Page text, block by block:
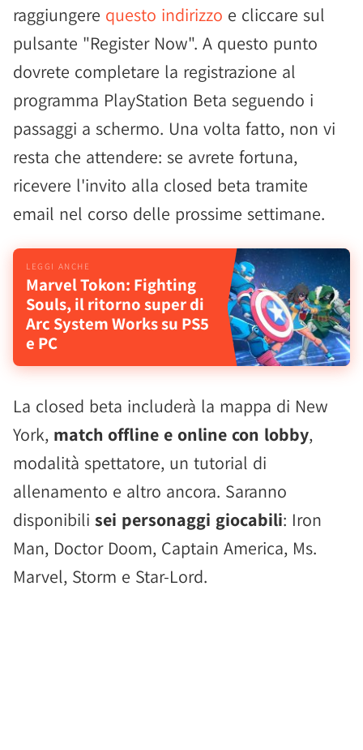
raggiungere questo indirizzo e cliccare sul
pulsante "Register Now". A questo punto
dovrete completare la registrazione al
programma PlayStation Beta seguendo i
passaggi a schermo. Una volta fatto, non vi
resta che attendere: se avrete fortuna,
ricevere l'invito alla closed beta tramite
email nel corso delle prossime settimane.
Marvel Tokon: Fighting
Souls, il ritorno super di
Arc System Works su PS5
e PC
La closed beta includerà la mappa di New
York, match offline e online con lobby,
modalità spettatore, un tutorial di
allenamento e altro ancora. Saranno
disponibili sei personaggi giocabili: Iron
Man, Doctor Doom, Captain America, Ms.
Marvel, Storm e Star-Lord.